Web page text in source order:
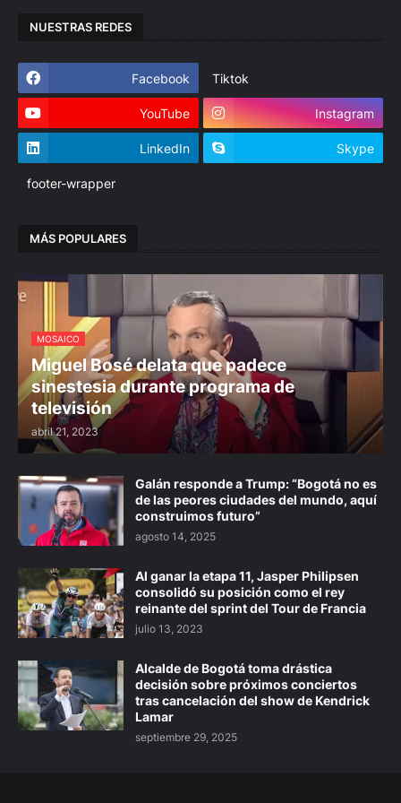
NUESTRAS REDES
Facebook Tiktok
YouTube Instagram
LinkedIn Skype
footer-wrapper
MÁS POPULARES
MOSAICO
Miguel Bosé delata que padece
sinestesia durante programa de
televisión
abril 21, 2023
Galán responde a Trump: “Bogotá no es
de las peores ciudades del mundo, aquí
construimos futuro”
agosto 14, 2025
Al ganar la etapa 11, Jasper Philipsen
consolidó su posición como el rey
reinante del sprint del Tour de Francia
julio 13, 2023
Alcalde de Bogotá toma drástica
decisión sobre próximos conciertos
tras cancelación del show de Kendrick
Lamar
septiembre 29, 2025